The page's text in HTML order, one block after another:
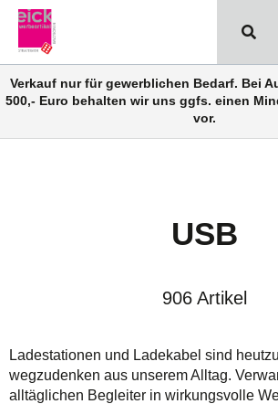
Verkauf nur für gewerblichen Bedarf. Bei
500,- Euro behalten wir uns ggfs. einen
vor.
USB
906 Artikel
Ladestationen und Ladekabel sind
wegzudenken aus unserem Alltag.
alltäglichen Begleiter in wirkungsvolle